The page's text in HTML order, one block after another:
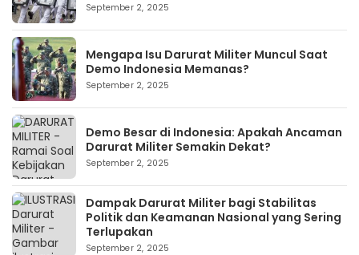
September 2, 2025
Mengapa Isu Darurat Militer Muncul Saat
Demo Indonesia Memanas?
September 2, 2025
Demo Besar di Indonesia: Apakah Ancaman
Darurat Militer Semakin Dekat?
September 2, 2025
Dampak Darurat Militer bagi Stabilitas
Politik dan Keamanan Nasional yang Sering
Terlupakan
September 2, 2025